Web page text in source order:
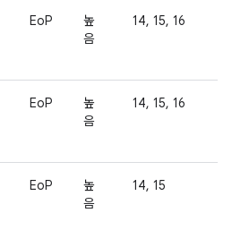
EoP
높
음
14, 15, 16
EoP
높
음
14, 15, 16
EoP
높
음
14, 15